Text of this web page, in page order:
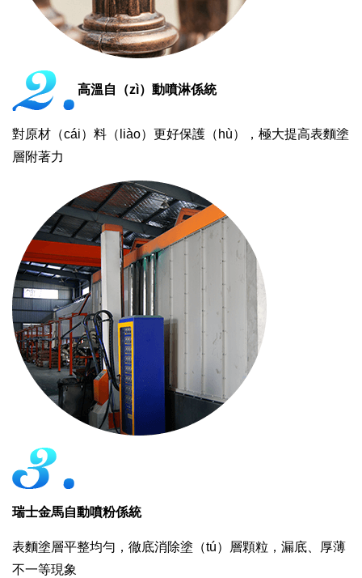
高溫自（zì）動噴淋係統
對原材（cái）料（liào）更好保護（hù），極大提高表麵塗
層附著力
瑞士金馬自動噴粉係統
表麵塗層平整均勻，徹底消除塗（tú）層顆粒，漏底、厚薄
不一等現象